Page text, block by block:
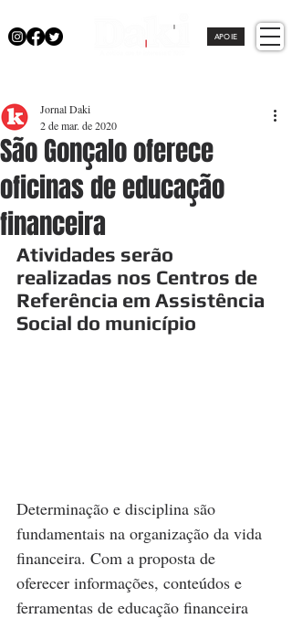
APOIE
São Gonçalo oferece
oficinas de educação
financeira
Jornal Daki
2 de mar. de 2020
Atividades serão
realizadas nos Centros de
Referência em Assistência
Social do município
Determinação e disciplina são
fundamentais na organização da vida
financeira. Com a proposta de
oferecer informações, conteúdos e
ferramentas de educação financeira